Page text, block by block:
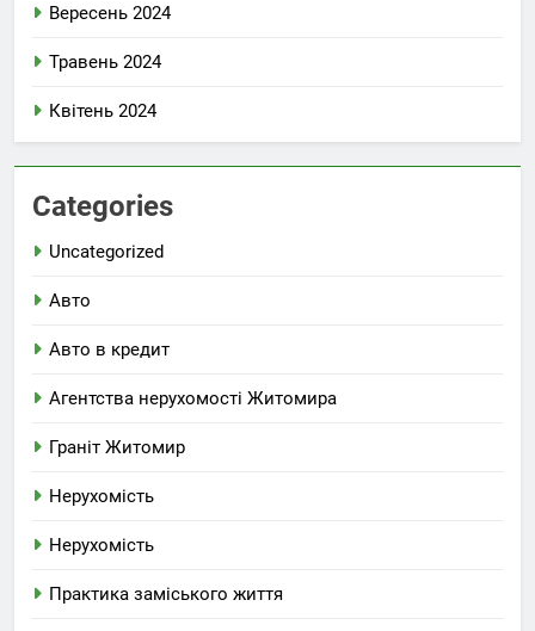
Вересень 2024
Травень 2024
Квітень 2024
Categories
Uncategorized
Авто
Авто в кредит
Агентства нерухомості Житомира
Граніт Житомир
Нерухомість
Нерухомість
Практика заміського життя